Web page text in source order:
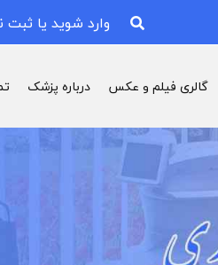
وارد شوید یا ثبت
گالری فیلم و عکس درباره پزشک